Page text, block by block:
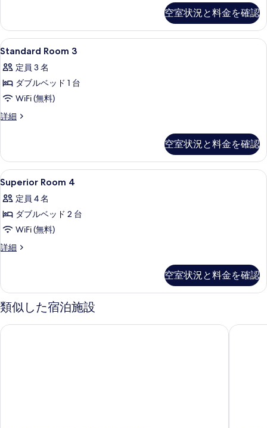
写
真
を
表
示
す
る
の
す
べ
て
の
写
真
表
示
す
る
禁
の
詳
細
写
真
を
表
示
す
詳
細
空室状況と料金を確認
Standard
Room
3
の
す
べ
写
真
を
表
示
す
セーフティボックス (室内)、アイロ
24
Standard Room 3
定員 3 名
ダブルベッド 1 台
WiFi (無料)
詳細
Standard
詳
細
空室状況と料金を確認
Superior
Room
4
の
す
べ
写
真
を
セーフティボックス (室内)、アイロ
20
Superior Room 4
定員 4 名
ダブルベッド 2 台
WiFi (無料)
詳細
Superior
詳
細
空室状況と料金を確認
類似した宿泊施設
MONday Apart Premium 日本橋 東京ベ